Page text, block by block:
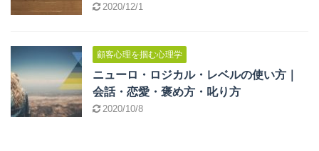
2020/12/1
顧客心理を掴む心理学
ニューロ・ロジカル・レベルの使い方｜
会話・恋愛・褒め方・叱り方
2020/10/8